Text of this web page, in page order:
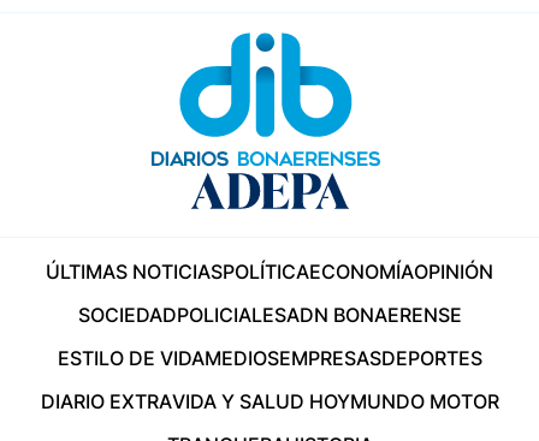
ÚLTIMAS NOTICIASPOLÍTICAECONOMÍAOPINIÓN
SOCIEDADPOLICIALESADN BONAERENSE
ESTILO DE VIDAMEDIOSEMPRESASDEPORTES
DIARIO EXTRAVIDA Y SALUD HOYMUNDO MOTOR